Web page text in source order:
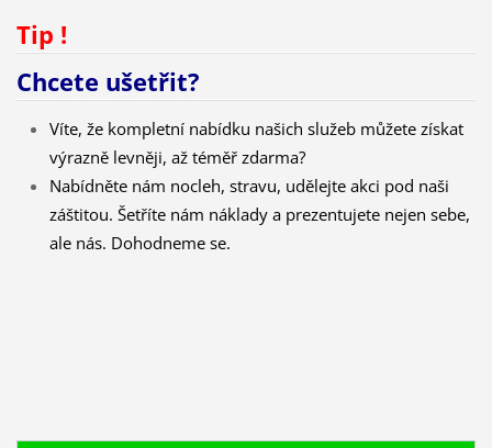
Tip !
Chcete ušetřit?
Víte, že kompletní nabídku našich služeb můžete získat
výrazně levněji, až téměř zdarma?
Nabídněte nám nocleh, stravu, udělejte akci pod naši
záštitou. Šetříte nám náklady a prezentujete nejen sebe,
ale nás. Dohodneme se.